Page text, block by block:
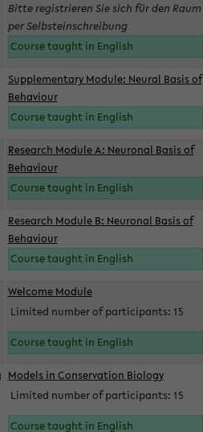
Bitte registrieren Sie sich für den Raum
per Selbsteinschreibung
Course taught in English
Supplementary Module: Neural Basis of
Behaviour
Course taught in English
Research Module A: Neuronal Basis of
Behaviour
Course taught in English
Research Module B: Neuronal Basis of
Behaviour
Course taught in English
Welcome Module
Limited number of participants: 15
Course taught in English
Models in Conservation Biology
Limited number of participants: 15
Course taught in English